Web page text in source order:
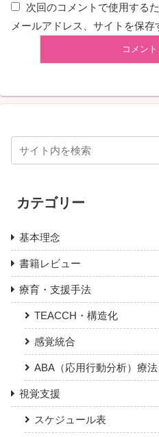
次回のコメントで使用する
メールアドレス、サイトを保存
カテゴリー
基本理念
書籍レビュー
療育・支援手法
TEACCH・構造化
感覚統合
ABA（応用行動分析）療法
視覚支援
スケジュール表